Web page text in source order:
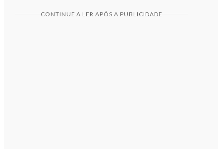
CONTINUE A LER APÓS A PUBLICIDADE